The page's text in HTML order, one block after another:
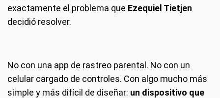
exactamente el problema que Ezequiel Tietjen
decidió resolver.
No con una app de rastreo parental. No con un
celular cargado de controles. Con algo mucho más
simple y más difícil de diseñar: un dispositivo que